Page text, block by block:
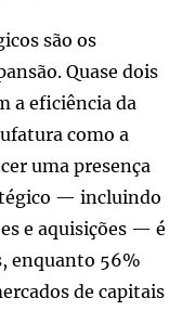
são os
Quase dois
a eficiência da
como a
uma presença
— incluindo
e aquisições — é
enquanto 56%
de capitais